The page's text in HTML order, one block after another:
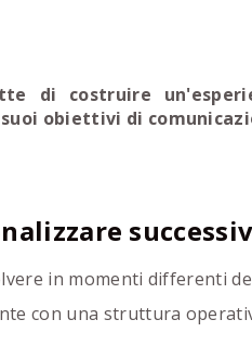
di costruire
obiettivi di
in momenti differenti
con una struttura